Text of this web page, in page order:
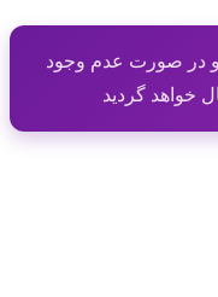
و در صورت عدم وجود